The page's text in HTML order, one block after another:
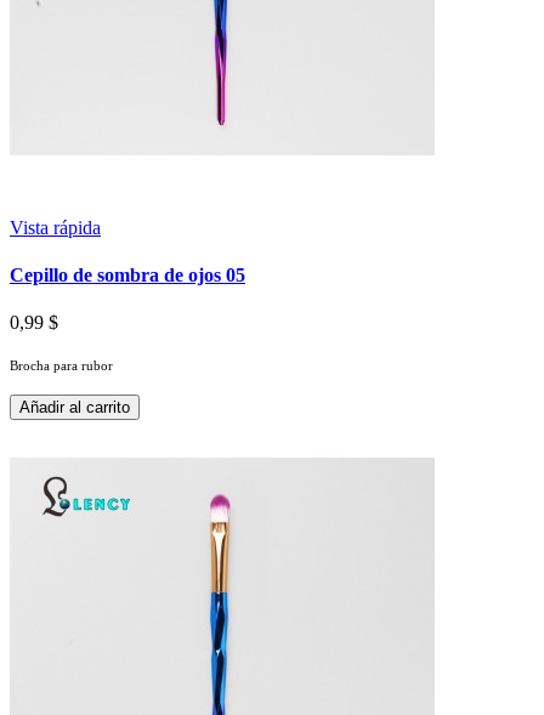
Vista rápida
Cepillo de sombra de ojos 05
0,99 $
Brocha para rubor
Añadir al carrito